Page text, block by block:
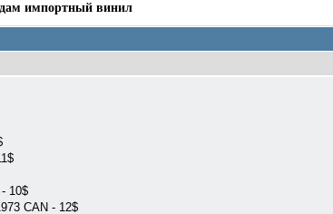
импортный винил
10$
CAN - 12$